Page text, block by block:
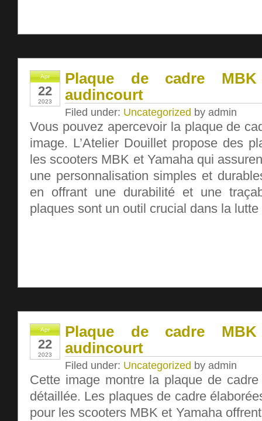
Apr
22
2023
Plaque de cadre
audincourt
Filed under: Uncategorized by admin
Vous pouvez apercevoir la plaque de
image. L’Atelier Douillet propose des
les scooters MBK et Yamaha qui
une personnalisation simples et
en offrant une durabilité et une
plaques sont un outil crucial dans la
Apr
22
2023
Plaque de cadre
audincourt
Filed under: Uncategorized by admin
Cette image montre la plaque de
détaillée. Les plaques de cadre
pour les scooters MBK et Yamaha